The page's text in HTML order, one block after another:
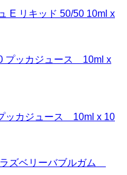
E リキッド 50/50 10ml x
ッカジュース 10ml x 10